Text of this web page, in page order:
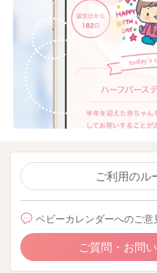
ご利用のル
ベビーカレンダーへのご
ご質問・お問